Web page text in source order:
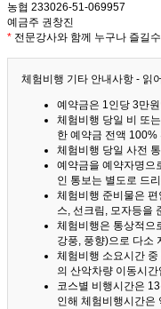
농협 233026-51-069957
예금주 권창진
* 전문강사와 함께 누구나 즐길
체험비행 기타 안내사항 - 읽
예약금은 1인당 3만
체험비행 당일 비 또
한 예약금 전액 100%
체험비행 당일 사전
예약금을 예약자명으
인 통보는 별도로 드
체험비행 준비물은
스, 선크림, 모자등을
체험비행은 통상적으
강풍, 풍향)으로 다소
체험비행 소요시간
의 산악차량 이동시간
코스별 비행시간은
인해 체험비행시간은